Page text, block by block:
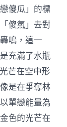
傻瓜」的標
傻氣」去對
鳴，這一
充滿了水瓶
芒在空中形
是在爭奪林
單戀能量為
色的光芒在